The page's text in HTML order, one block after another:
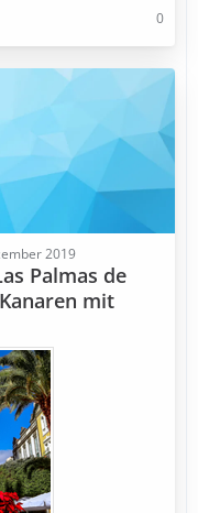
0
2019
Palmas de
mit